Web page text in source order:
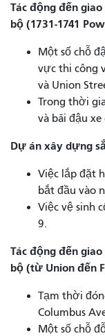
Tác động đến
bộ (1731-1741
Một số chỗ
vực thi công
và Union
Trong thời
và bãi đậu
Dự án xây dựng
Việc lắp đặt
bắt đầu vào
Việc vệ sinh
9.
Tác động đến
bộ (từ Union đến
Tạm thời
Columbus
Một số chỗ